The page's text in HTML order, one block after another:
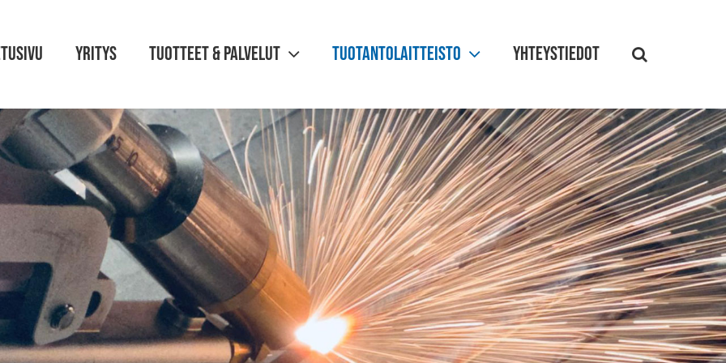
Yritys Tuotteet & palvelut Tuotantolaitteisto Yhteystiedot